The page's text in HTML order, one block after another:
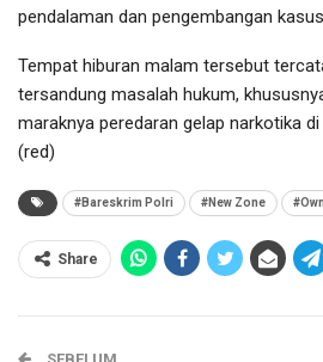
pendalaman dan pengembangan
Tempat hiburan malam tersebut
tersandung masalah hukum,
maraknya peredaran gelap narkotika
(red)
#Bareskrim Polri #New Zone
Share